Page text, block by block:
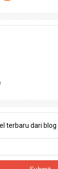
terbaru dari blog